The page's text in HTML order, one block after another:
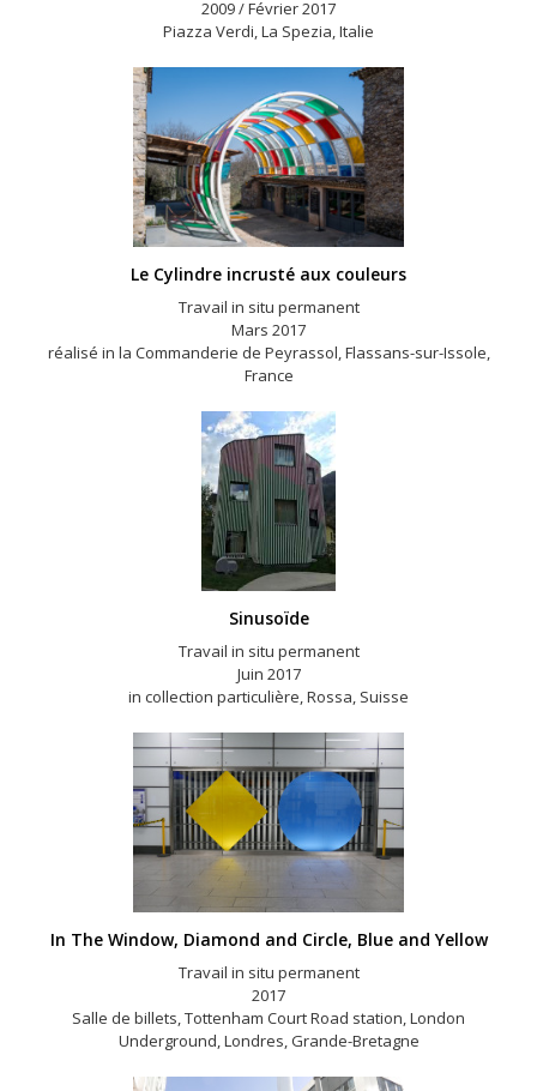
2009 / Février 2017
Piazza Verdi, La Spezia, Italie
Le Cylindre incrusté aux couleurs
Travail in situ permanent
Mars 2017
réalisé in la Commanderie de Peyrassol, Flassans-sur-Issole,
France
Sinusoïde
Travail in situ permanent
Juin 2017
in collection particulière, Rossa, Suisse
In The Window, Diamond and Circle, Blue and Yellow
Travail in situ permanent
2017
Salle de billets, Tottenham Court Road station, London
Underground, Londres, Grande-Bretagne